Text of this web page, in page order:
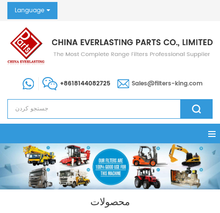
Language
+8618144082725 Sales@filters-king.com
محصولات